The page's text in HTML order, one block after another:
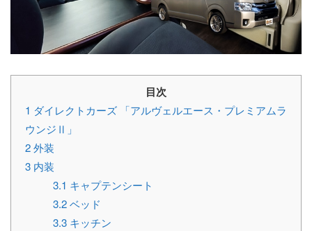
目次
1 ダイレクトカーズ 「アルヴェルエース・プレミアムラ
ウンジⅡ」
2外装
3 内装
3.1 キャプテンシート
3.2ベッド
3.3 キッチン